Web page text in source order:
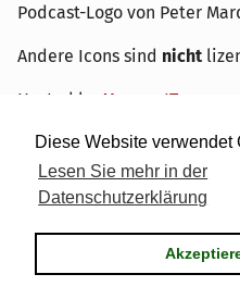
Diese Website verwendet
Lesen Sie mehr in der
Datenschutzerklärung
Podcast-Logo von Peter
Andere Icons sind nicht
Hosted by My own IT.
Serendipity& the dirk